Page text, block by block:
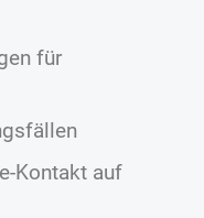
für
Kontakt auf